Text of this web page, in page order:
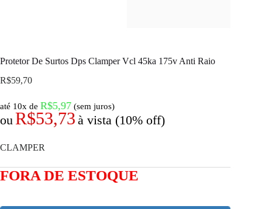
Protetor De Surtos Dps Clamper Vcl 45ka 175v Anti Raio
R$59,70
até 10x de R$5,97 (sem juros)
ouR$53,73 à vista (10% off)
CLAMPER
FORA DE ESTOQUE